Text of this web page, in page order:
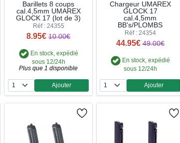
Barillets 8 coups
cal.4,5mm UMAREX
GLOCK 17 (lot de 3)
Réf : 24355
8.95€ 10.00€
En stock, expédié
sous 12/24h
Plus que 1 disponible
Quantité
Ajouter
Chargeur UMAREX
GLOCK 17
cal.4,5mm
BB's/PLOMBS
Réf : 24354
44.95€ 49.00€
En stock, expédié
sous 12/24h
Quantité
Ajouter